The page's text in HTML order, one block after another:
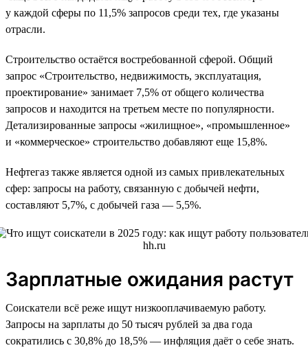
у каждой сферы по 11,5% запросов среди тех, где указаны
отрасли.
Строительство остаётся востребованной сферой. Общий
запрос «Строительство, недвижимость, эксплуатация,
проектирование» занимает 7,5% от общего количества
запросов и находится на третьем месте по популярности.
Детализированные запросы «жилищное», «промышленное»
и «коммерческое» строительство добавляют еще 15,8%.
Нефтегаз также является одной из самых привлекательных
сфер: запросы на работу, связанную с добычей нефти,
составляют 5,7%, с добычей газа — 5,5%.
Зарплатные ожидания растут
Соискатели всё реже ищут низкооплачиваемую работу.
Запросы на зарплаты до 50 тысяч рублей за два года
сократились с 30,8% до 18,5% — инфляция даёт о себе знать.